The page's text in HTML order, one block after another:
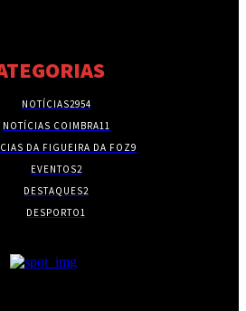
NOTÍCIAS2954
NOTÍCIAS COIMBRA11
DA FIGUEIRA DA FOZ9
EVENTOS2
DESTAQUES2
DESPORTO1